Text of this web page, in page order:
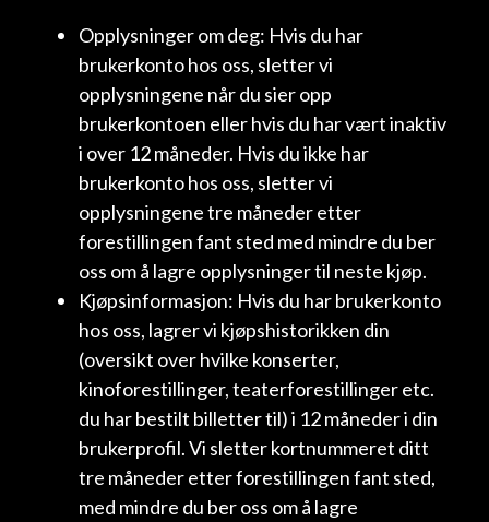
Opplysninger om deg: Hvis du har
brukerkonto hos oss, sletter vi
opplysningene når du sier opp
brukerkontoen eller hvis du har vært inaktiv
i over 12 måneder. Hvis du ikke har
brukerkonto hos oss, sletter vi
opplysningene tre måneder etter
forestillingen fant sted med mindre du ber
oss om å lagre opplysninger til neste kjøp.
Kjøpsinformasjon: Hvis du har brukerkonto
hos oss, lagrer vi kjøpshistorikken din
(oversikt over hvilke konserter,
kinoforestillinger, teaterforestillinger etc.
du har bestilt billetter til) i 12 måneder i din
brukerprofil. Vi sletter kortnummeret ditt
tre måneder etter forestillingen fant sted,
med mindre du ber oss om å lagre